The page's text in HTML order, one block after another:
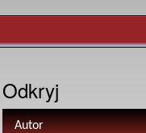
Odkryj
Autor